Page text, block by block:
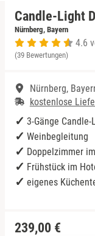
Candle-Light
Nürnberg, Bayern
4.6
(39 Bewertungen)
Nürnberg,
kostenlose
3-Gänge
Weinbegleitung
Doppelzimmer
Frühstück im
eigenes
239,00 €
Niedersachsen
NRW
Rheinland-Pfalz
Saarland
Sachsen
Sachsen-Anhalt
Rum Tasting
Schokolade
Sekt Tasting
Tequila
Wein Tasting
Whisky Tasting